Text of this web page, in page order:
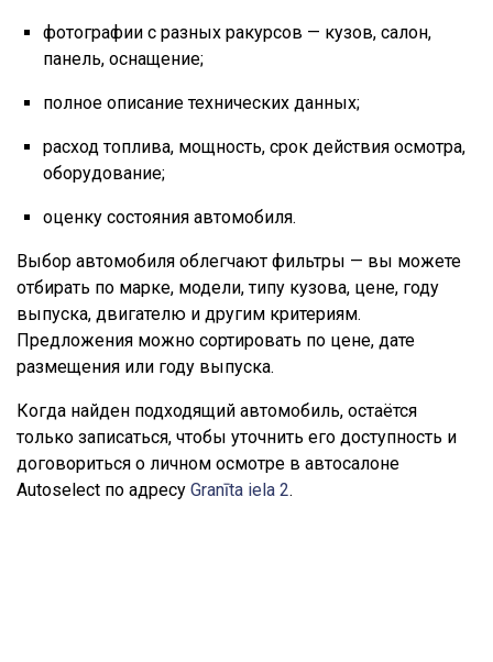
фотографии с разных ракурсов — кузов, салон,
панель, оснащение;
полное описание технических данных;
расход топлива, мощность, срок действия осмотра,
оборудование;
оценку состояния автомобиля.
Выбор автомобиля облегчают фильтры — вы можете
отбирать по марке, модели, типу кузова, цене, году
выпуска, двигателю и другим критериям.
Предложения можно сортировать по цене, дате
размещения или году выпуска.
Когда найден подходящий автомобиль, остаётся
только записаться, чтобы уточнить его доступность и
договориться о личном осмотре в автосалоне
Autoselect по адресу Granīta iela 2.